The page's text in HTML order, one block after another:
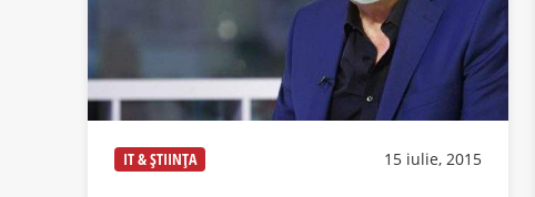
IT & ȘTIINȚA 15 iulie, 2015